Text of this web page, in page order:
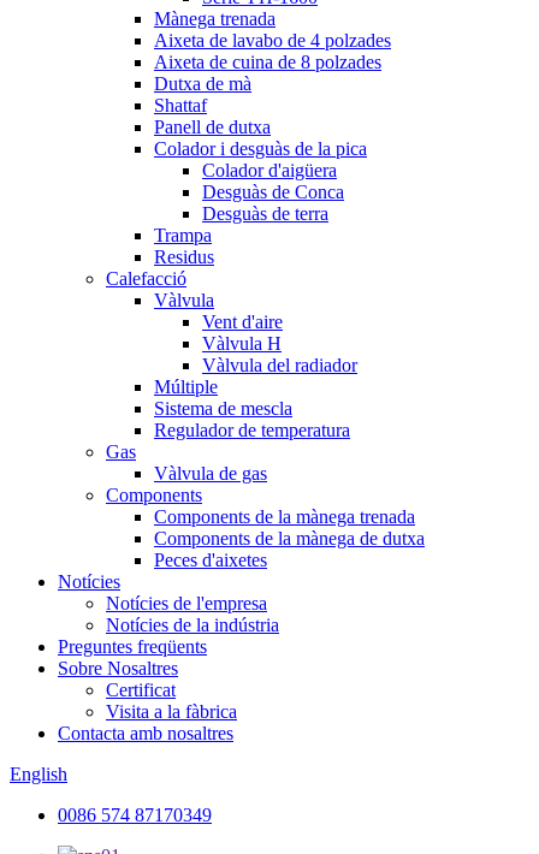
Mànega trenada
Aixeta de lavabo de 4 polzades
Aixeta de cuina de 8 polzades
Dutxa de mà
Shattaf
Panell de dutxa
Colador i desguàs de la pica
Colador d'aigüera
Desguàs de Conca
Desguàs de terra
Trampa
Residus
Calefacció
Vàlvula
Vent d'aire
Vàlvula H
Vàlvula del radiador
Múltiple
Sistema de mescla
Regulador de temperatura
Gas
Vàlvula de gas
Components
Components de la mànega trenada
Components de la mànega de dutxa
Peces d'aixetes
Notícies
Notícies de l'empresa
Notícies de la indústria
Preguntes freqüents
Sobre Nosaltres
Certificat
Visita a la fàbrica
Contacta amb nosaltres
English
0086 574 87170349